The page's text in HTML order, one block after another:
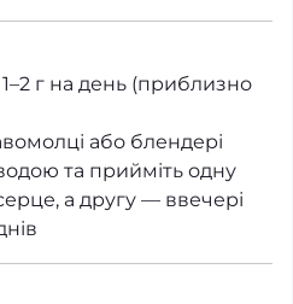
г на день (приблизно
або блендері
та прийміть одну
а другу — ввечері